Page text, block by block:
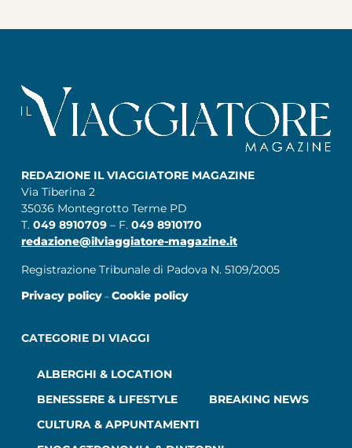
REDAZIONE IL VIAGGIATORE MAGAZINE
Via Tiberina 2
35036 Montegrotto Terme PD
T. 049 8910709 – F. 049 8910170
redazione@ilviaggiatore-magazine.it
Registrazione Tribunale di Padova N. 5109/2005
Privacy policy– Cookie policy
CATEGORIE DI VIAGGI
ALBERGHI & LOCATION
BENESSERE & LIFESTYLE
BREAKING NEWS
CULTURA & APPUNTAMENTI